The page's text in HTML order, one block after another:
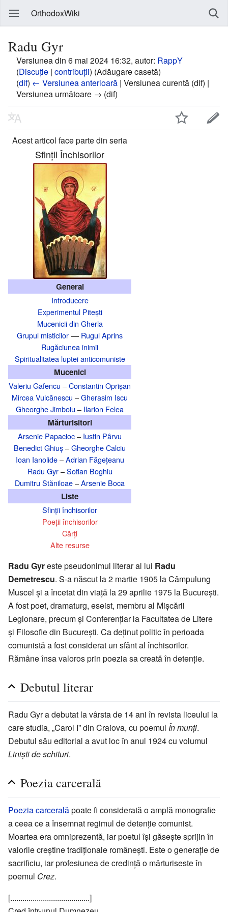
OrthodoxWiki
Radu Gyr
Versiunea din 6 mai 2024 16:32, autor: RappY
(Discuție | contribuții) (Adăugare casetă)
(dif) ← Versiunea anterioară | Versiunea curentă (dif) |
Versiunea următoare → (dif)
Acest articol face parte din seria
Sfinții Închisorilor
General
Introducere
Experimentul Pitești
Mucenicii din Gherla
Grupul misticilor–– Rugul Aprins
Rugăciunea inimii
Spiritualitatea luptei anticomuniste
Mucenici
Valeriu Gafencu –Constantin Oprișan
Mircea Vulcănescu –Gherasim Iscu
Gheorghe Jimboiu – Ilarion Felea
Mărturisitori
Arsenie Papacioc– Iustin Pârvu
Benedict Ghiuș–Gheorghe Calciu
Ioan Ianolide–Adrian Făgețeanu
Radu Gyr–Sofian Boghiu
Dumitru Stăniloae–Arsenie Boca
Liste
Sfinții închisorilor
Poeții închisorilor
Cărți
Alte resurse
Radu Gyreste pseudonimul literar al lui Radu
Demetrescu. S-a născut la 2 martie 1905 la Câmpulung
Muscel și a încetat din viață la 29 aprilie 1975 la București.
A fost poet, dramaturg, eseist, membru al Mișcării
Legionare, precum și Conferențiar la Facultatea de Litere
și Filosofie din București. Ca deținut politic în perioada
comunistă a fost considerat un sfânt al închisorilor.
Rămâne însa valoros prin poezia sa creată în detenție.
Debutul literar
Radu Gyr a debutat la vârsta de 14 ani în revista liceului la
care studia, „Carol I” din Craiova, cu poemul În munți.
Debutul său editorial a avut loc în anul 1924 cu volumul
Liniști de schituri.
Poezia carcerală
Poezia carceralăpoate fi considerată o amplă monografie
a ceea ce a însemnat regimul de detenție comunist.
Moartea era omniprezentă, iar poetul își găsește sprijin în
valorile creștine tradiționale românești. Este o generație de
sacrificiu, iar profesiunea de credință o mărturiseste în
poemul Crez.
[.......................................]